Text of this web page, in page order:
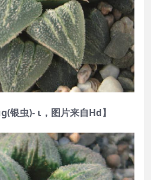
银虫)- ι，图片来自Hd】